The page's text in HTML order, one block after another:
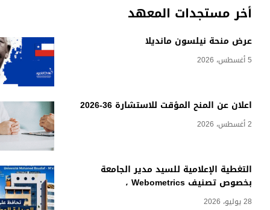
أخر مستجدات المعهد
عرض منحة نيلسون مانديلا
5 أغسطس، 2026
اعلان عن المنح المؤقت للاستشارة 36-2026
2 أغسطس، 2026
التغطية الإعلامية للسيد مدير الجامعة
بخصوص تصنيف Webometrics ،
28 يوليو، 2026